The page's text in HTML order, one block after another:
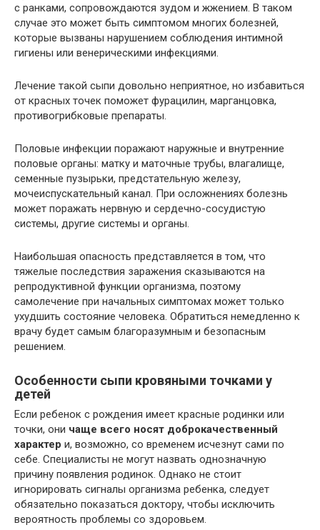
с ранками, сопровождаются зудом и жжением. В таком
случае это может быть симптомом многих болезней,
которые вызваны нарушением соблюдения интимной
гигиены или венерическими инфекциями.
Лечение такой сыпи довольно неприятное, но избавиться
от красных точек поможет фурацилин, марганцовка,
противогрибковые препараты.
Половые инфекции поражают наружные и внутренние
половые органы: матку и маточные трубы, влагалище,
семенные пузырьки, предстательную железу,
мочеиспускательный канал. При осложнениях болезнь
может поражать нервную и сердечно-сосудистую
системы, другие системы и органы.
Наибольшая опасность представляется в том, что
тяжелые последствия заражения сказываются на
репродуктивной функции организма, поэтому
самолечение при начальных симптомах может только
ухудшить состояние человека. Обратиться немедленно к
врачу будет самым благоразумным и безопасным
решением.
Особенности сыпи кровяными точками у
детей
Если ребенок с рождения имеет красные родинки или
точки, они чаще всего носят доброкачественный
характер и, возможно, со временем исчезнут сами по
себе. Специалисты не могут назвать однозначную
причину появления родинок. Однако не стоит
игнорировать сигналы организма ребенка, следует
обязательно показаться доктору, чтобы исключить
вероятность проблемы со здоровьем.